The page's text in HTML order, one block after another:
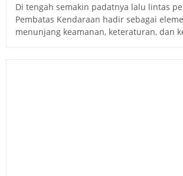
Di tengah semakin padatnya lalu lintas
Pembatas Kendaraan hadir sebagai
menunjang keamanan, keteraturan, dan